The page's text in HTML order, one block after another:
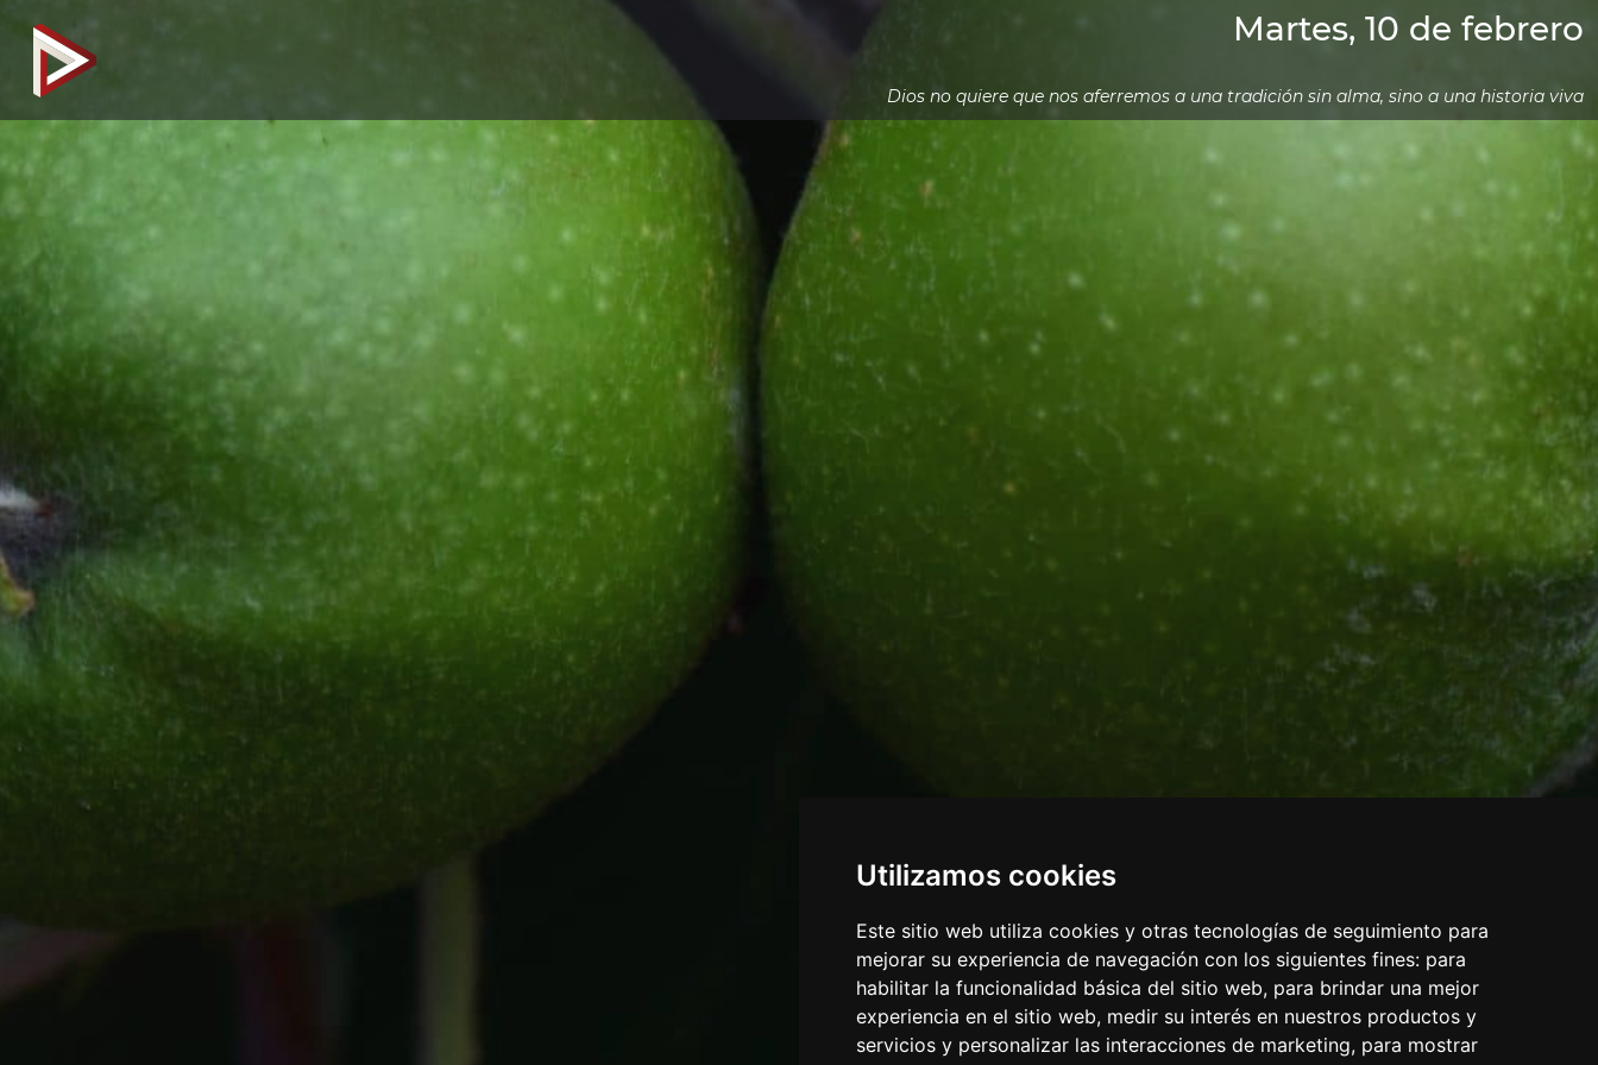
Utilizamos cookies
Este sitio web utiliza cookies y otras tecnologías de seguimiento para
mejorar su experiencia de navegación con los siguientes fines: para
habilitar la funcionalidad básica del sitio web, para brindar una mejor
experiencia en el sitio web, medir su interés en nuestros productos y
servicios y personalizar las interacciones de marketing, para mostrar
Martes, 10 de febrero
Dios no quiere que nos aferremos a una tradición sin alma, sino a una historia viva